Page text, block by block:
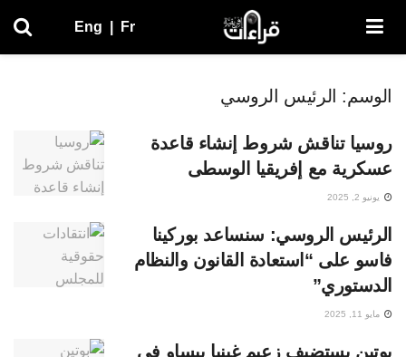
Eng Fr
الوسم: الرئيس الروسي
روسيا تناقش شروط إنشاء قاعدة
عسكرية مع إفريقيا الوسطى
يونيو 2, 2025
الرئيس الروسي: سنساعد بوركينا
فاسو على “استعادة القانون والنظام
الدستوري”
مايو 11, 2025
بوتين يستضيف زعيم غينيا بيساو في